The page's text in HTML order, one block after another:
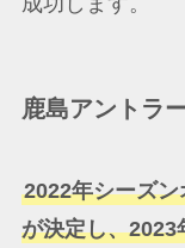
鹿島アントラ
2022年シーズ
が決定し、2023